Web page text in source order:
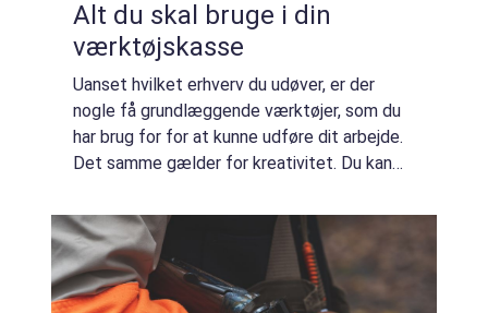
Alt du skal bruge i din
værktøjskasse
Uanset hvilket erhverv du udøver, er der
nogle få grundlæggende værktøjer, som du
har brug for for at kunne udføre dit arbejde.
Det samme gælder for kreativitet. Du kan
værktøjer. I dette indlæg vil vi diskuter...